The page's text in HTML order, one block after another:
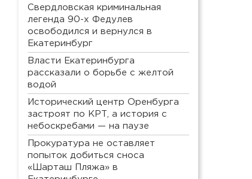
Свердловская криминальная
легенда 90-х Федулев
освободился и вернулся в
Екатеринбург
Власти Екатеринбурга
рассказали о борьбе с желтой
водой
Исторический центр Оренбурга
застроят по КРТ, а история с
небоскребами — на паузе
Прокуратура не оставляет
попыток добиться сноса
«Шарташ Пляжа» в